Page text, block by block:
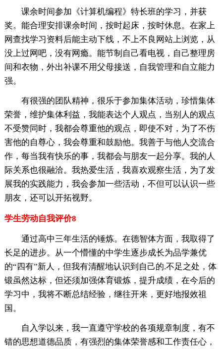
课余时间参加《计算机编程》特长班的学习，并获
奖。能合理安排课余时间，按时起床，按时休息。在家上
网查找学习资料后能主动下线，不上不良网站上浏览，从
没上过网吧，没有网瘾。能节制自己看电视，自己整理房
间和衣物，外出补课不用父母接送，自我管理和自立能力
强。
有很强的团队精神，很乐于参加集体活动，珍惜集体
荣誉，维护集体利益，我能表达个人观点，当别人的观点
不受赞同时，我都会尊重他的观点，即使不对，为了不伤
害他的自尊心，我会尊重和鼓励他。我善于与他人交流合
作，每当我有快乐的事，我都会与朋友一起分享。我的人
际关系也很融洽。我热爱生活，我喜欢观察生活，为了发
展我的实践能力，我会参加一些活动，不但可以认识一些
朋友，还可以开拓视野。
学生劳动自我评价8
通过高中三年生活的锤炼。在德智体方面，我取得了
长足的进步。从一个懵懂的中学生逐步成长为品学兼优
的“四有”新人，但我有清醒地认识到自己的.不足之处，体
锻虽然达标，但还须加强体育锻炼，提升成绩，在今后的
学习中，我将不断总结经验，继往开来，更好地报效祖
国。
自入学以来，我一直遵守学校的各项规章制度，有不
错的思想道德品质，有强烈的集体荣誉感和工作责任心，